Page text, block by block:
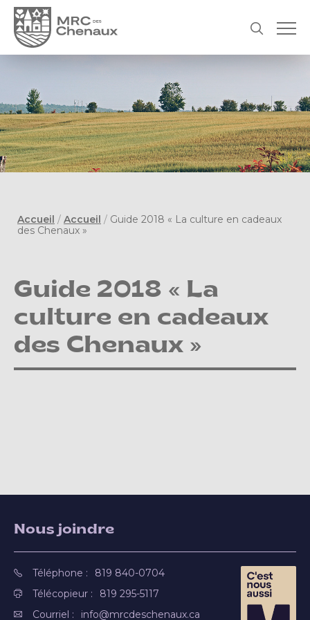
Accueil / Accueil / Guide 2018 « La culture en cadeaux
des Chenaux »
Guide 2018 « La
culture en cadeaux
des Chenaux »
Nous joindre
Téléphone :
819 840-0704
Télécopieur :
819 295-5117
Courriel :
info@mrcdeschenaux.ca